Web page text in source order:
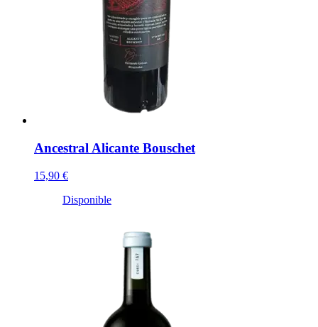
Ancestral Alicante Bouschet
15,90 €
Disponible